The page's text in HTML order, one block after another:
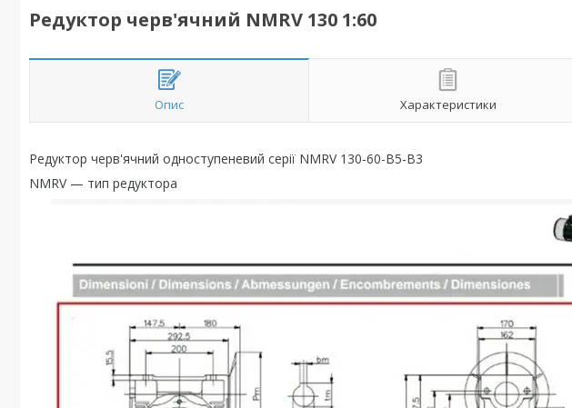
Редуктор черв'ячний NMRV 130 1:60
Опис Характеристики
Редуктор черв'ячний одноступеневий серії NMRV 130-60-В5-В3
NMRV — тип редуктора